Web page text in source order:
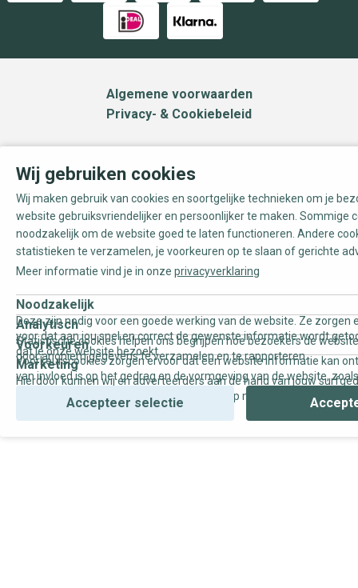
Algemene voorwaarden
Privacy- & Cookiebeleid
Wij gebruiken cookies
Wij maken gebruik van cookies en soortgelijke technieken om je
website gebruiksvriendelijker en persoonlijker te maken. Sommige
noodzakelijk om de website goed te laten functioneren. Andere
statistieken te verzamelen, je voorkeuren op te slaan of gerichte
Meer informatie vind je in onze privacyverklaring
Noodzakelijk
Deze zijn nodig voor een goede werking van de website. Ze zorgen
voor dat aan jou snel en correct de gewenste informatie wordt
dat je onze website bezoekt.
Analytisch
Statistische cookies helpen ons begrijpen hoe bezoekers de
door anoniem gegevens te verzamelen en te rapporteren.
Voorkeuren
Voorkeurscookies zorgen ervoor dat een website informatie kan
van invloed is op het gedrag en de vormgeving van de website,
Marketing
Hierdoor kunnen wij en adverteerders aan de hand van jouw
gepersonaliseerde online advertenties en op maat gemaakte
Accepteer selectie